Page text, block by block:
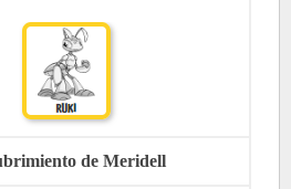
de Meridell